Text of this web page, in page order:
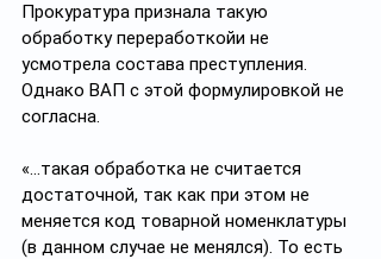
Прокуратура признала такую
обработку переработкойи не
усмотрела состава преступления.
Однако ВАП с этой формулировкой не
согласна.
«…такая обработка не считается
достаточной, так как при этом не
меняется код товарной номенклатуры
(в данном случае не менялся). То есть